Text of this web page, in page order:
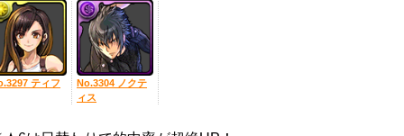
ティフ
No.3304 ノクテ
ィス